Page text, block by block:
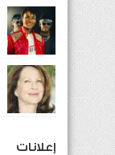
إعلانات